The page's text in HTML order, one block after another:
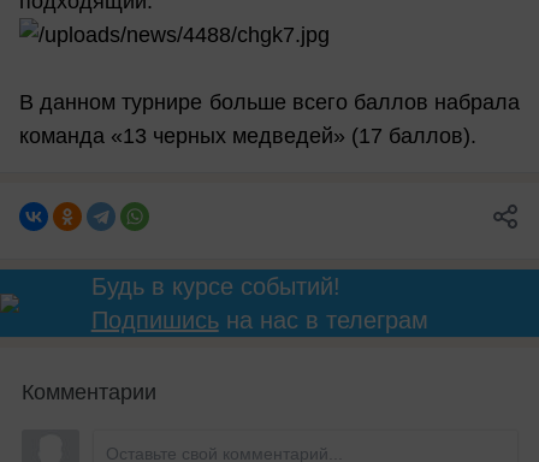
В данном турнире больше всего баллов набрала
команда «13 черных медведей» (17 баллов).
Будь в курсе событий!
Подпишисьна нас в телеграм
Комментарии